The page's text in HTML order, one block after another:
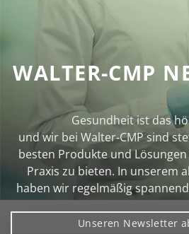
WALTER-CMP
Gesundheit ist das
und wir bei Walter‑CMP sind
besten Produkte und
Praxis zu bieten. In unserem
haben wir regelmäßig
Unseren Newsletter